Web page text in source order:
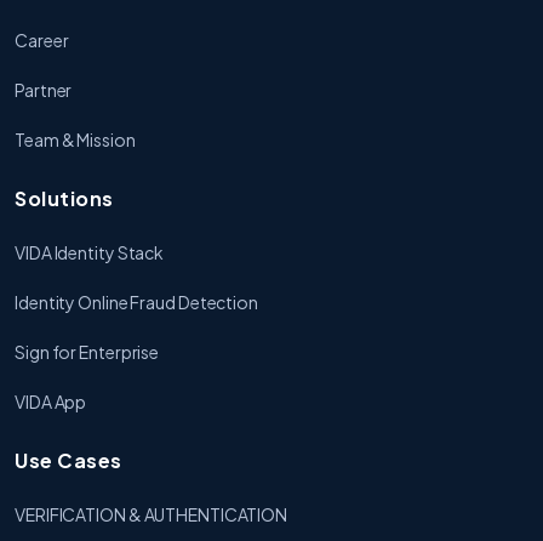
Career
Partner
Team & Mission
Solutions
VIDA Identity Stack
Identity Online Fraud Detection
Sign for Enterprise
VIDA App
Use Cases
VERIFICATION & AUTHENTICATION